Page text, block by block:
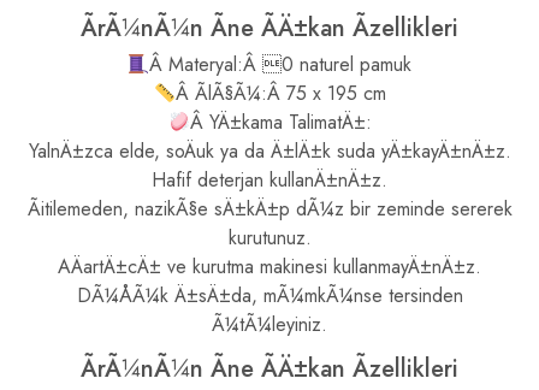
ÃrÃ¼nÃ¼n Ãne ÃÄ±kan Ãzellikleri
Â Materyal:Â 0 naturel pamuk
Â ÃlÃ§Ã¼:Â 75 x 195 cm
Â YÄ±kama TalimatÄ±:
YalnÄ±zca elde, soÄuk ya da Ä±lÄ±k suda yÄ±kayÄ±nÄ±z.
Hafif deterjan kullanÄ±nÄ±z.
Ãitilemeden, nazikÃ§e sÄ±kÄ±p dÃ¼z bir zeminde sererek
kurutunuz.
AÄartÄ±cÄ± ve kurutma makinesi kullanmayÄ±nÄ±z.
DÃ¼ÅÃ¼k Ä±sÄ±da, mÃ¼mkÃ¼nse tersinden
Ã¼tÃ¼leyiniz.
ÃrÃ¼nÃ¼n Ãne ÃÄ±kan Ãzellikleri